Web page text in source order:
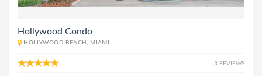
Hollywood Condo
HOLLYWOOD BEACH, MIAMI
3 REVIEWS